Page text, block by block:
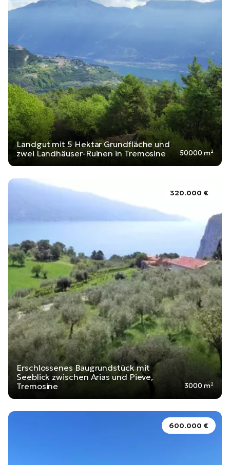
Landgut mit 5 Hektar Grundfläche und
zwei Landhäuser-Ruinen in Tremosine
50000 m²
320.000 €
Erschlossenes Baugrundstück mit
Seeblick zwischen Arias und Pieve,
Tremosine
3000 m²
600.000 €